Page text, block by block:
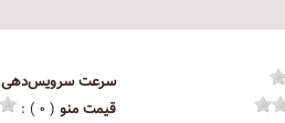
سرعت سرویس‌دهی
قیمت منو ( ۰ ) :